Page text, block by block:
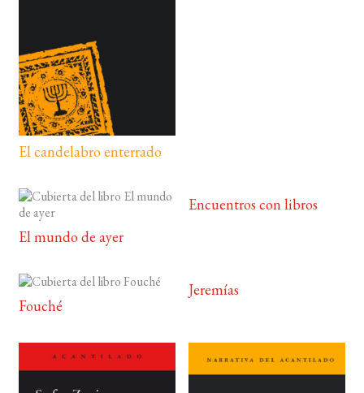
El candelabro enterrado
El mundo de ayer
Encuentros con libros
Fouché
Jeremías